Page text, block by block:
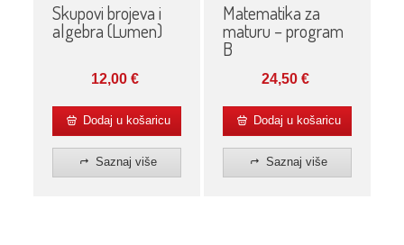
Skupovi brojeva i
algebra (Lumen)
12,00€
Dodaj u košaricu
Saznaj više
Matematika za
maturu – program
B
24,50€
Dodaj u košaricu
Saznaj više